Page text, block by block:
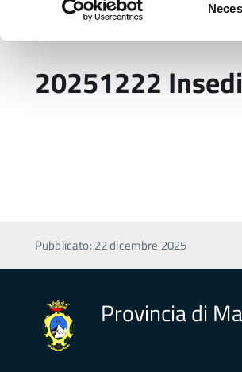
20251222
20251222
Pubblicato: 22 dicembre 2025
Provincia di